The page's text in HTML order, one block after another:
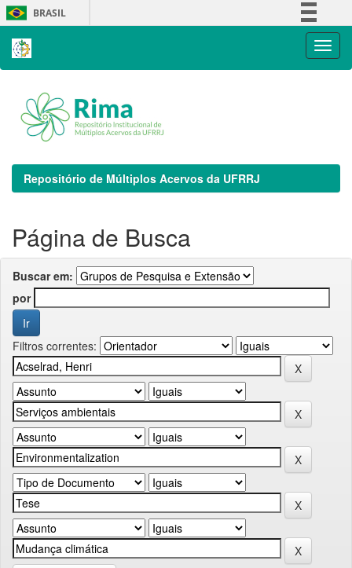
Skip
navigation
BRASIL
Repositório de Múltiplos Acervos da UFRRJ
Página de Busca
Buscar em:
por
Filtros correntes: